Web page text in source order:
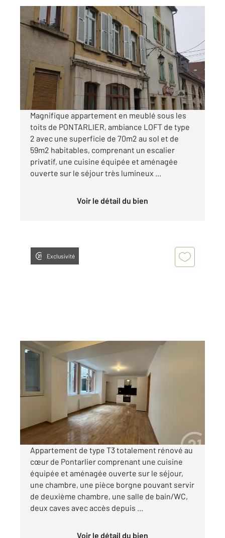
PONTARLIER 25
58,46 m2, 2 pièces
Ref : 27630
Appartement Duplex à louer
830 €
par mois charges comprises
Magnifique appartement en meublé sous les
toits de PONTARLIER, ambiance LOFT de type
2 avec une superficie de 70m2 au sol et de
59m2 habitables, comprenant un escalier
privatif, une cuisine équipée et aménagée
ouverte sur le séjour très lumineux ...
Voir le détail du bien
Exclusivité
PONTARLIER 25
, 3 pièces
Ref : 27148
Appartement F3 à louer
960 €
par mois charges comprises
Appartement de type T3 totalement rénové au
cœur de Pontarlier comprenant une cuisine
équipée et aménagée ouverte sur le séjour,
une chambre, une pièce borgne pouvant servir
de deuxième chambre, une salle de bain/WC,
deux caves avec accès depuis ...
Voir le détail du bien